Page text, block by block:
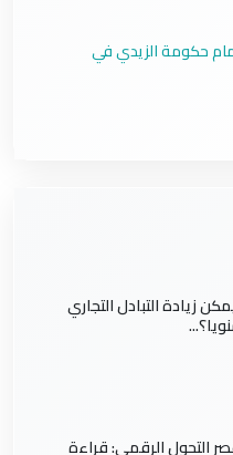
حكومة الزيدي في
زيادة التبادل التجاري
التحول الرقمي: قراءة